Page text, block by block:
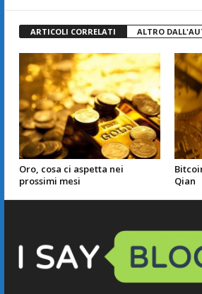
ARTICOLI CORRELATI ALTRO
Oro, cosa ci aspetta nei
prossimi mesi
Qian